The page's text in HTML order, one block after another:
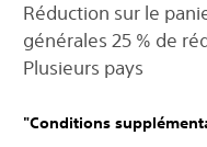
Réduction sur le
générales 25 % de
Plusieurs pays
"Conditions